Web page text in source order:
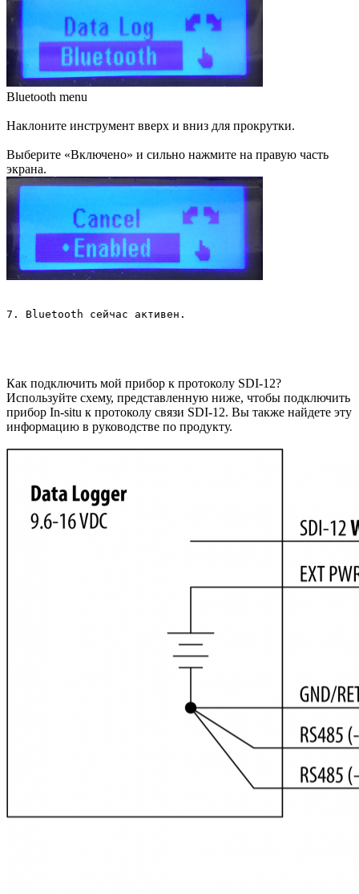
Bluetooth menu
Наклоните инструмент вверх и вниз для прокрутки.
Выберите «Включено» и сильно нажмите на правую часть
экрана.
7. Bluetooth сейчас активен.
Как подключить мой прибор к протоколу SDI-12?
Используйте схему, представленную ниже, чтобы подключить
прибор In-situ к протоколу связи SDI-12. Вы также найдете эту
информацию в руководстве по продукту.